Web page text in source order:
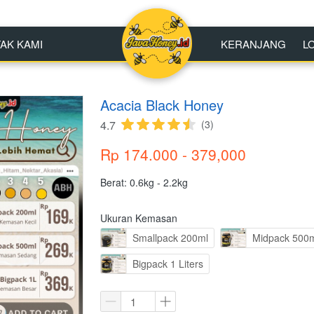
KAMI KERANJANG
KAMI KERANJANG
Acacia Black Honey
4.7 (3)
Rp 174.000 - 379,000
Berat: 0.6kg - 2.2kg
Ukuran Kemasan
Smallpack 200ml
Midpack
Bigpack 1 Liters